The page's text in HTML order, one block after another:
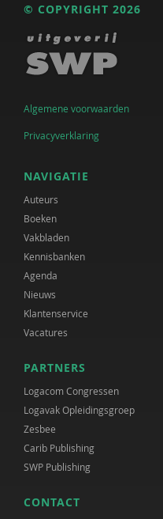
© COPYRIGHT 2026
Algemene voorwaarden
Privacyverklaring
NAVIGATIE
Auteurs
Boeken
Vakbladen
Kennisbanken
Agenda
Nieuws
Klantenservice
Vacatures
PARTNERS
Logacom Congressen
Logavak Opleidingsgroep
Zesbee
Carib Publishing
SWP Publishing
CONTACT